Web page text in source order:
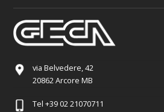
via Belvedere, 42
20862 Arcore MB
Tel +39 02 21070711